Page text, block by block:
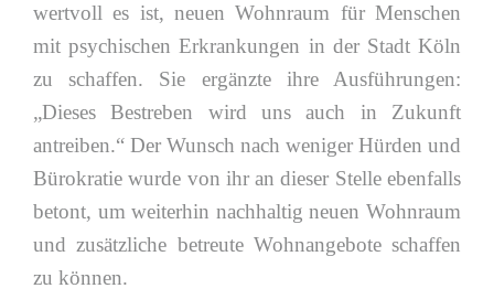
wertvoll es ist, neuen Wohnraum für Menschen
mit psychischen Erkrankungen in der Stadt Köln
zu schaffen. Sie ergänzte ihre Ausführungen:
„Dieses Bestreben wird uns auch in Zukunft
antreiben.“ Der Wunsch nach weniger Hürden und
Bürokratie wurde von ihr an dieser Stelle ebenfalls
betont, um weiterhin nachhaltig neuen Wohnraum
und zusätzliche betreute Wohnangebote schaffen
zu können.